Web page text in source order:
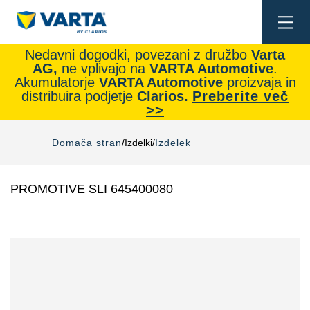
Nedavni dogodki, povezani z družbo Varta
AG, ne vplivajo na VARTA Automotive.
Akumulatorje VARTA Automotiveproizvaja in
distribuira podjetje Clarios. Preberite več
>>
Domača stran Izdelki Izdelek
PROMOTIVE SLI 645400080